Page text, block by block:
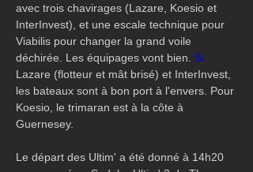
avec trois chavirages (Lazare, Koesio et
InterInvest), et une escale technique pour
Viabilis pour changer la grand voile
déchirée. Les équipages vont bien.
Si
Lazare (flotteur et mât brisé) et InterInvest,
les bateaux sont à bon port à l'envers. Pour
Koesio, le trimaran est à la côte à
Guernesey.
Le départ des Ultim' a été donné à 14h20